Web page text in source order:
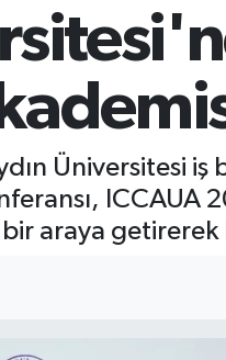
Üniversitesi
ICCAUA
araya getirerek